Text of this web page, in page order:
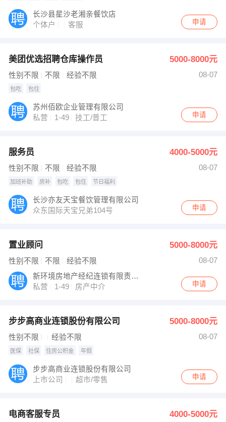
长沙县星沙老湘亲餐饮店
个体户
客服 申请
美团优选招聘仓库操作员 5000-8000元
性别不限 不限 经验不限 08-07
包吃 包住
苏州佰欧企业管理有限公司
私营
1-49 技工/普工 申请
服务员 4000-5000元
性别不限 不限 经验不限 08-07
加班补助 房补 包吃 包住 节日福利
长沙亦友天宝餐饮管理有限公司
众东国际天宝兄弟104号
申请
置业顾问 5000-8000元
性别不限 不限 经验不限
08-07
新环境房地产经纪连锁有限责任公司
私营
1-49 房产中介 申请
步步高商业连锁股份有限公司 5000-8000元
性别不限 经验不限 08-07
医保 社保 住房公积金 年假
步步高商业连锁股份有限公司
上市公司
超市/零售 申请
电商客服专员 4000-5000元